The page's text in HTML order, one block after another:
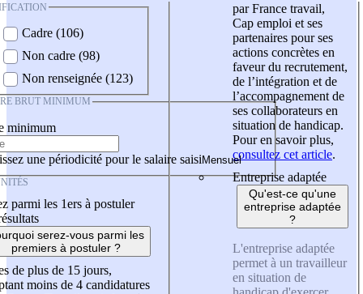
Cadre (106)
Non cadre (98)
Non renseignée (123)
BRUT MINIMUM
minimum
une périodicité pour le salaire saisi
parmi les 1ers à postuler
serez-vous parmi les
premiers à postuler ?
de plus de 15 jours,
moins de 4 candidatures
par France travail,
Cap emploi et ses
partenaires pour ses
actions concrètes en
faveur du recrutement,
de l’intégration et de
l’accompagnement de
ses collaborateurs en
situation de handicap.
Pour en savoir plus,
consultez cet article.
Entreprise adaptée
Qu'est-ce qu'une
entreprise adaptée
?
L'entreprise adaptée
permet à un travailleur
en situation de